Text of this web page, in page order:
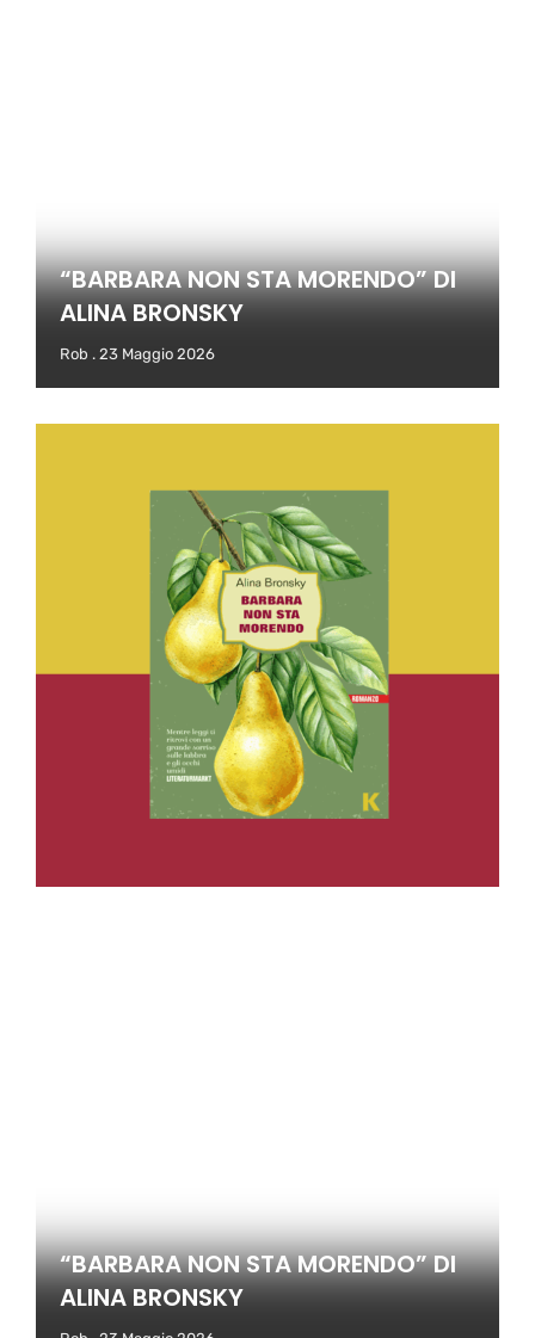
“BARBARA NON STA MORENDO” DI
ALINA BRONSKY
Rob 23 Maggio 2026
“BARBARA NON STA MORENDO” DI
ALINA BRONSKY